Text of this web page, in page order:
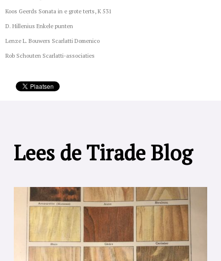
Koos Geerds Sonata in e grote terts, K 531
D. Hillenius Enkele punten
Lenze L. Bouwers Scarlatti Domenico
Rob Schouten Scarlatti-associaties
Lees de Tirade Blog